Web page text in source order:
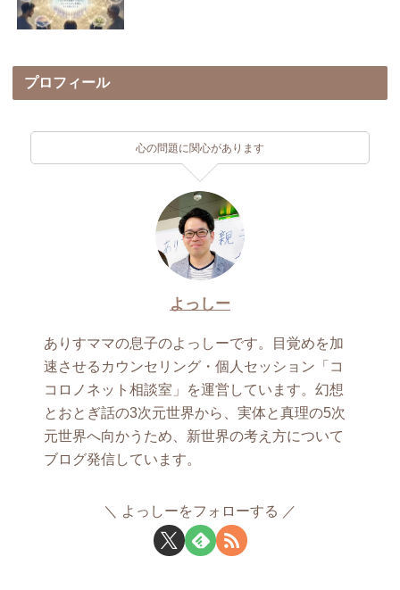
プロフィール
心の問題に関心があります
よっしー
ありすママの息子のよっしーです。目覚めを加
速させるカウンセリング・個人セッション「コ
コロノネット相談室」を運営しています。幻想
とおとぎ話の3次元世界から、実体と真理の5次
元世界へ向かうため、新世界の考え方について
ブログ発信しています。
よっしーをフォローする